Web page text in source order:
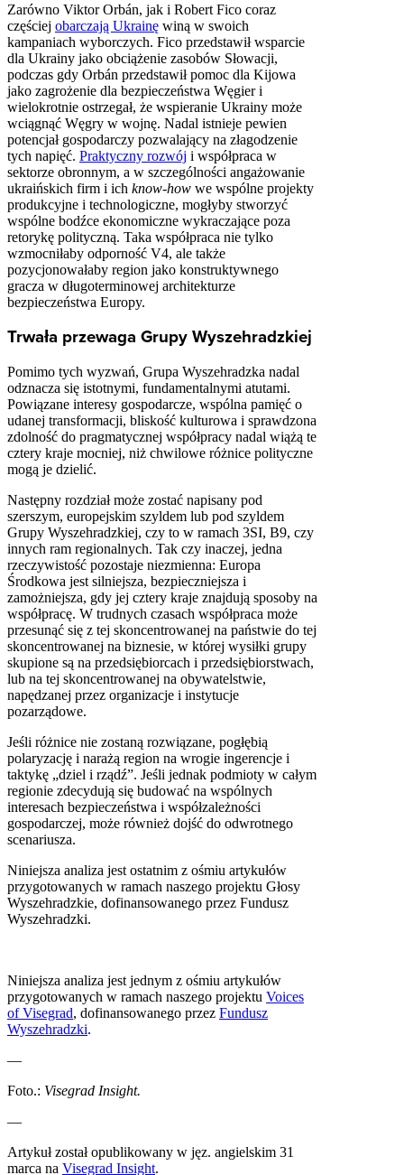
Zarówno Viktor Orbán, jak i Robert Fico coraz
częściej obarczają Ukrainę winą w swoich
kampaniach wyborczych. Fico przedstawił wsparcie
dla Ukrainy jako obciążenie zasobów Słowacji,
podczas gdy Orbán przedstawił pomoc dla Kijowa
jako zagrożenie dla bezpieczeństwa Węgier i
wielokrotnie ostrzegał, że wspieranie Ukrainy może
wciągnąć Węgry w wojnę. Nadal istnieje pewien
potencjał gospodarczy pozwalający na złagodzenie
tych napięć. Praktyczny rozwój i współpraca w
sektorze obronnym, a w szczególności angażowanie
ukraińskich firm i ich know-how we wspólne projekty
produkcyjne i technologiczne, mogłyby stworzyć
wspólne bodźce ekonomiczne wykraczające poza
retorykę polityczną. Taka współpraca nie tylko
wzmocniłaby odporność V4, ale także
pozycjonowałaby region jako konstruktywnego
gracza w długoterminowej architekturze
bezpieczeństwa Europy.
Trwała przewaga Grupy Wyszehradzkiej
Pomimo tych wyzwań, Grupa Wyszehradzka nadal
odznacza się istotnymi, fundamentalnymi atutami.
Powiązane interesy gospodarcze, wspólna pamięć o
udanej transformacji, bliskość kulturowa i sprawdzona
zdolność do pragmatycznej współpracy nadal wiążą te
cztery kraje mocniej, niż chwilowe różnice polityczne
mogą je dzielić.
Następny rozdział może zostać napisany pod
szerszym, europejskim szyldem lub pod szyldem
Grupy Wyszehradzkiej, czy to w ramach 3SI, B9, czy
innych ram regionalnych. Tak czy inaczej, jedna
rzeczywistość pozostaje niezmienna: Europa
Środkowa jest silniejsza, bezpieczniejsza i
zamożniejsza, gdy jej cztery kraje znajdują sposoby na
współpracę. W trudnych czasach współpraca może
przesunąć się z tej skoncentrowanej na państwie do tej
skoncentrowanej na biznesie, w której wysiłki grupy
skupione są na przedsiębiorcach i przedsiębiorstwach,
lub na tej skoncentrowanej na obywatelstwie,
napędzanej przez organizacje i instytucje
pozarządowe.
Jeśli różnice nie zostaną rozwiązane, pogłębią
polaryzację i narażą region na wrogie ingerencje i
taktykę „dziel i rządź”. Jeśli jednak podmioty w całym
regionie zdecydują się budować na wspólnych
interesach bezpieczeństwa i współzależności
gospodarczej, może również dojść do odwrotnego
scenariusza.
Niniejsza analiza jest ostatnim z ośmiu artykułów
przygotowanych w ramach naszego projektu Głosy
Wyszehradzkie, dofinansowanego przez Fundusz
Wyszehradzki.
Niniejsza analiza jest jednym z ośmiu artykułów
przygotowanych w ramach naszego projektu Voices
of Visegrad, dofinansowanego przez Fundusz
Wyszehradzki.
—
Foto.: Visegrad Insight.
—
Artykuł został opublikowany w jęz. angielskim 31
marca na Visegrad Insight.